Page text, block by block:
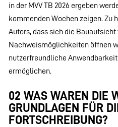
in der MVV TB 2026 ergeben
kommenden Wochen zeigen. Zu
Autors, dass sich die
Nachweismöglichkeiten öffnen
nutzerfreundliche
ermöglichen.
02 WAS WAREN DIE
GRUNDLAGEN FÜR
FORTSCHREIBUNG?